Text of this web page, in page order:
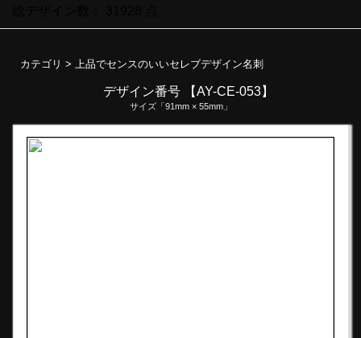
カテゴリ > 上品でセンスのいいセレブデザイン名刺
デザイン番号 【AY-CE-053】
サイズ「91mm × 55mm」